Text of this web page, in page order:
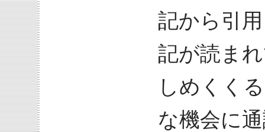
記から引
記が読ま
しめくく
な機会に